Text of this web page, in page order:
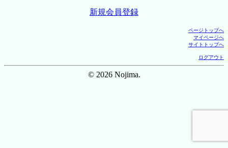
新規会員登録
ページトップへ
マイページへ
サイトトップへ
ログアウト
© 2026 Nojima.